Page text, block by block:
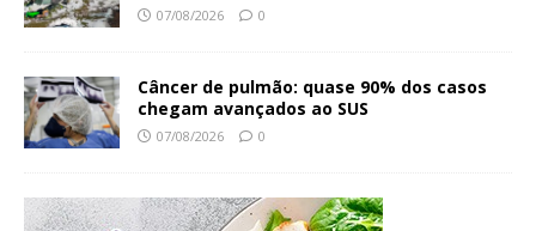
07/08/2026 0
Câncer de pulmão: quase 90% dos casos
chegam avançados ao SUS
07/08/2026 0